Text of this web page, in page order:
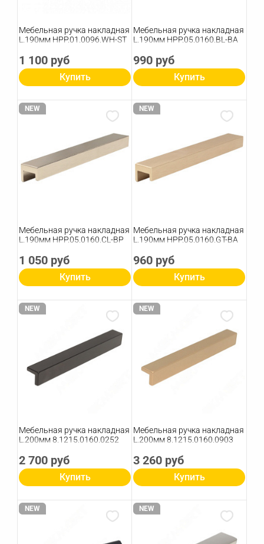
Мебельная ручка накладная
L.190мм HPP.01.0096.WH-ST
1 100 руб
Купить
Мебельная ручка накладная
L.190мм HPP.05.0160.BL-BA
990 руб
Купить
NEW
Мебельная ручка накладная
L.190мм HPP.05.0160.CL-BP
1 050 руб
Купить
NEW
Мебельная ручка накладная
L.190мм HPP.05.0160.GT-BA
960 руб
Купить
NEW
Мебельная ручка накладная
L.200мм 8.1215.0160.0252
2 700 руб
Купить
NEW
Мебельная ручка накладная
L.200мм 8.1215.0160.0903
3 260 руб
Купить
NEW NEW